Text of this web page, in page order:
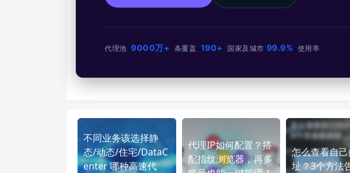
代理池 9000万+ 条覆盖 190+ 国家及城市 99.9% 使用率
不同业务该选择静
态/动态/住宅/DataC
enter 哪种高速代
代理IP如何配置？搭
配指纹浏览器，再多
怎么查看自
址？3个方法